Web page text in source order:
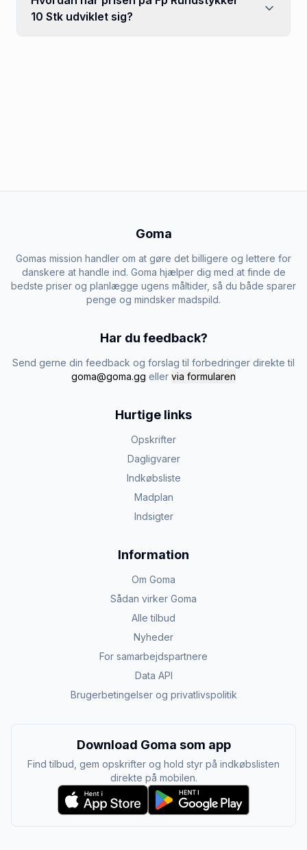
10 Stk udviklet sig?
Goma
Gomas mission handler om at gøre det billigere og lettere for
danskere at handle ind. Goma hjælper dig med at finde de
bedste priser og planlægge ugens måltider, så du både sparer
penge og mindsker madspild.
Har du feedback?
Send gerne din feedback og forslag til forbedringer direkte til
goma@goma.gg eller via formularen
Hurtige links
Opskrifter
Dagligvarer
Indkøbsliste
Madplan
Indsigter
Information
Om Goma
Sådan virker Goma
Alle tilbud
Nyheder
For samarbejdspartnere
Data API
Brugerbetingelser og privatlivspolitik
Download Goma som app
Find tilbud, gem opskrifter og hold styr på indkøbslisten
direkte på mobilen.